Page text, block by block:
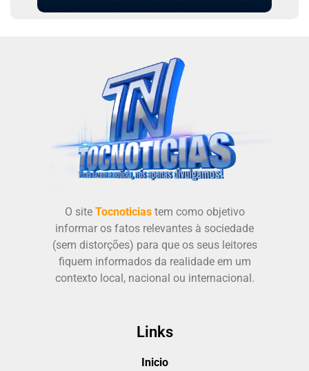
O site Tocnoticiastem como objetivo
informar os fatos relevantes à sociedade
(sem distorções) para que os seus leitores
fiquem informados da realidade em um
contexto local, nacional ou internacional.
Links
Inicio